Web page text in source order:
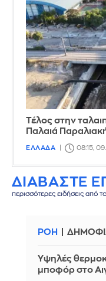
Τέλος στην
Παλαιά
ΕΛΛΑΔΑ 08:15,
ΔΙΑΒΑΣΤΕ
περισσότερες ειδήσεις από
ΡΟΗ
Υψηλές
μποφόρ στο